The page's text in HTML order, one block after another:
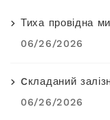
Тиха провідна
06/26/2026
Cкладаний
06/26/2026